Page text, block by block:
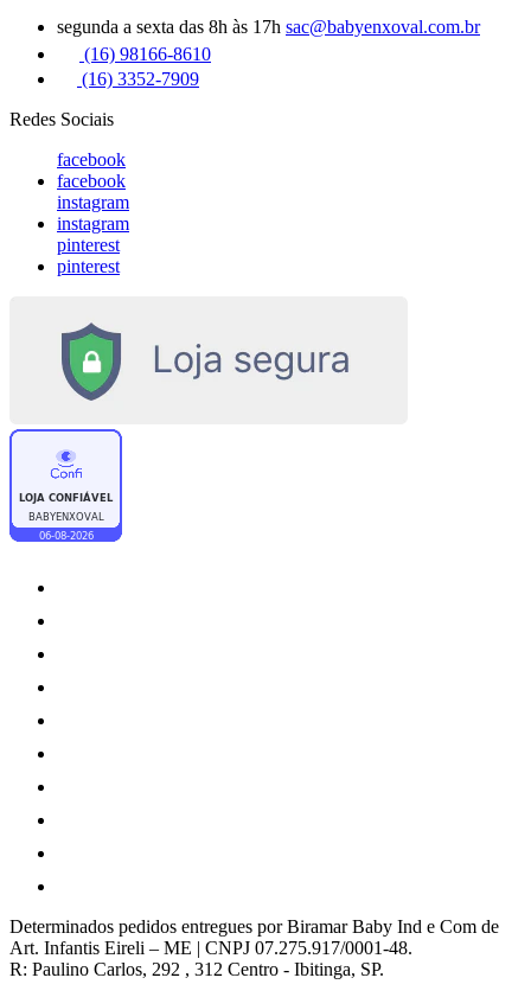
segunda a sexta das 8h às 17h sac@babyenxoval.com.br
(16) 98166-8610
(16) 3352-7909
Redes Sociais
facebook
facebook
instagram
instagram
pinterest
pinterest
Determinados pedidos entregues por Biramar Baby Ind e Com de
Art. Infantis Eireli – ME | CNPJ 07.275.917/0001-48.
R: Paulino Carlos, 292 , 312 Centro - Ibitinga, SP.